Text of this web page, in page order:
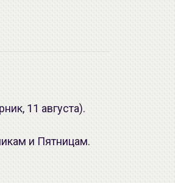
11 августа).
и Пятницам.